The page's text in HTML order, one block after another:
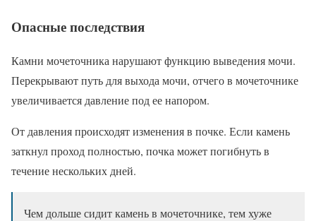
Опасные последствия
Камни мочеточника нарушают функцию выведения мочи.
Перекрывают путь для выхода мочи, отчего в мочеточнике
увеличивается давление под ее напором.
От давления происходят изменения в почке. Если камень
заткнул проход полностью, почка может погибнуть в
течение нескольких дней.
Чем дольше сидит камень в мочеточнике, тем хуже